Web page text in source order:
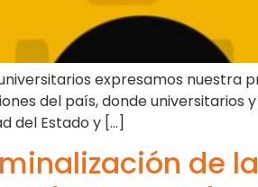
expresamos nuestra
del país, donde universitarios
del Estado y […]
de